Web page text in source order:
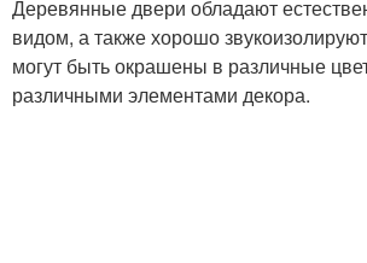
Деревянные двери обладают
видом, а также хорошо
могут быть окрашены в различные
различными элементами декора.